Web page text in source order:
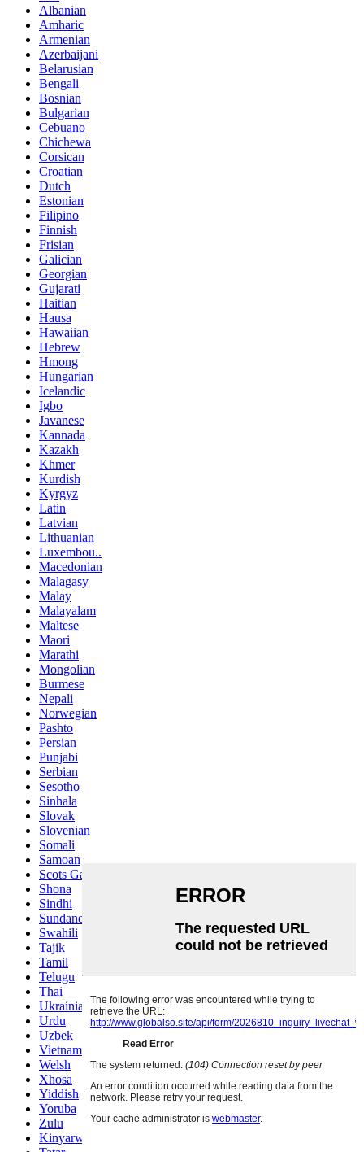
Albanian
Amharic
Armenian
Azerbaijani
Belarusian
Bengali
Bosnian
Bulgarian
Cebuano
Chichewa
Corsican
Croatian
Dutch
Estonian
Filipino
Finnish
Frisian
Galician
Georgian
Gujarati
Haitian
Hausa
Hawaiian
Hebrew
Hmong
Hungarian
Icelandic
Igbo
Javanese
Kannada
Kazakh
Khmer
Kurdish
Kyrgyz
Latin
Latvian
Lithuanian
Luxembou..
Macedonian
Malagasy
Malay
Malayalam
Maltese
Maori
Marathi
Mongolian
Burmese
Nepali
Norwegian
Pashto
Persian
Punjabi
Serbian
Sesotho
Sinhala
Slovak
Slovenian
Somali
Samoan
Scots Gaelic
Shona
Sindhi
Sundanese
Swahili
Tajik
Tamil
Telugu
Thai
Ukrainian
Urdu
Uzbek
Vietnamese
Welsh
Xhosa
Yiddish
Yoruba
Zulu
Kinyarwanda